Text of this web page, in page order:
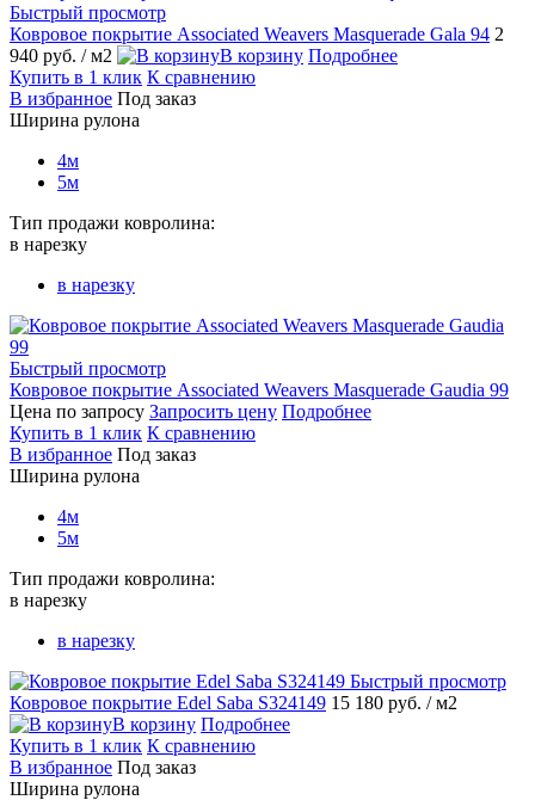
Быстрый просмотр
Ковровое покрытие Associated Weavers Masquerade Gala 94 2
940 руб. / м2 В корзину Подробнее
Купить в 1 клик К сравнению
В избранное Под заказ
Ширина рулона
4м
5м
Тип продажи ковролина:
в нарезку
в нарезку
Быстрый просмотр
Ковровое покрытие Associated Weavers Masquerade Gaudia 99
Цена по запросу Запросить цену Подробнее
Купить в 1 клик К сравнению
В избранное Под заказ
Ширина рулона
4м
5м
Тип продажи ковролина:
в нарезку
в нарезку
Быстрый просмотр
Ковровое покрытие Edel Saba S324149 15 180 руб. / м2
В корзину Подробнее
Купить в 1 клик К сравнению
В избранное Под заказ
Ширина рулона